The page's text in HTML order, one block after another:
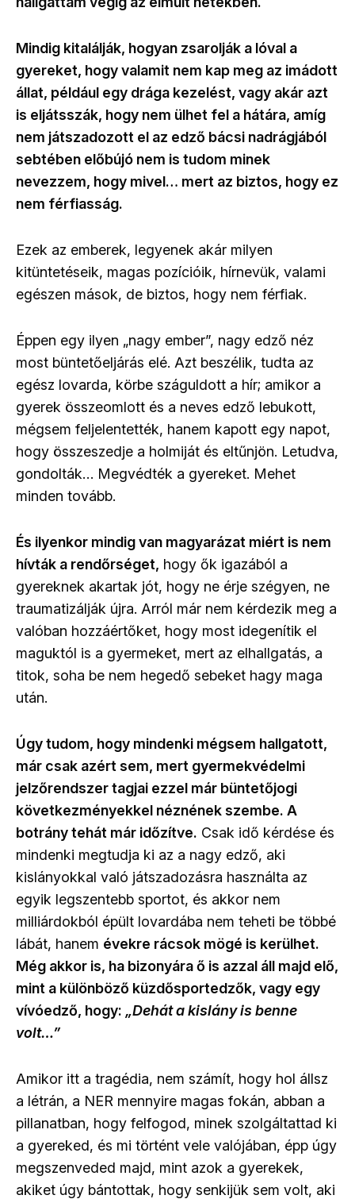
Mindig kitalálják, hogyan zsarolják a lóval a
gyereket, hogy valamit nem kap meg az imádott
állat, például egy drága kezelést, vagy akár azt
is eljátsszák, hogy nem ülhet fel a hátára, amíg
nem játszadozott el az edző bácsi nadrágjából
sebtében előbújó nem is tudom minek
nevezzem, hogy mivel… mert az biztos, hogy ez
nem férfiasság.
Ezek az emberek, legyenek akár milyen
kitüntetéseik, magas pozícióik, hírnevük, valami
egészen mások, de biztos, hogy nem férfiak.
Éppen egy ilyen „nagy ember”, nagy edző néz
most büntetőeljárás elé. Azt beszélik, tudta az
egész lovarda, körbe száguldott a hír; amikor a
gyerek összeomlott és a neves edző lebukott,
mégsem feljelentették, hanem kapott egy napot,
hogy összeszedje a holmiját és eltűnjön. Letudva,
gondolták… Megvédték a gyereket. Mehet
minden tovább.
És ilyenkor mindig van magyarázat miért is nem
hívták a rendőrséget, hogy ők igazából a
gyereknek akartak jót, hogy ne érje szégyen, ne
traumatizálják újra. Arról már nem kérdezik meg a
valóban hozzáértőket, hogy most idegenítik el
maguktól is a gyermeket, mert az elhallgatás, a
titok, soha be nem hegedő sebeket hagy maga
után.
Úgy tudom, hogy mindenki mégsem hallgatott,
már csak azért sem, mert gyermekvédelmi
jelzőrendszer tagjai ezzel már büntetőjogi
következményekkel néznének szembe. A
botrány tehát már időzítve. Csak idő kérdése és
mindenki megtudja ki az a nagy edző, aki
kislányokkal való játszadozásra használta az
egyik legszentebb sportot, és akkor nem
milliárdokból épült lovardába nem teheti be többé
lábát, hanem évekre rácsok mögé is kerülhet.
Még akkor is, ha bizonyára ő is azzal áll majd elő,
mint a különböző küzdősportedzők, vagy egy
vívóedző, hogy: „Dehát a kislány is benne
volt…”
Amikor itt a tragédia, nem számít, hogy hol állsz
a létrán, a NER mennyire magas fokán, abban a
pillanatban, hogy felfogod, minek szolgáltattad ki
a gyereked, és mi történt vele valójában, épp úgy
megszenveded majd, mint azok a gyerekek,
akiket úgy bántottak, hogy senkijük sem volt, aki